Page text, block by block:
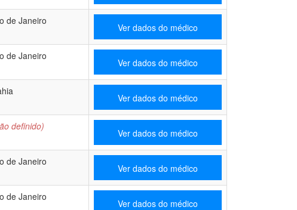
de Janeiro
Ver dados do médico
de Janeiro
Ver dados do médico
Ver dados do médico
definido)
Ver dados do médico
de Janeiro
Ver dados do médico
de Janeiro
Ver dados do médico